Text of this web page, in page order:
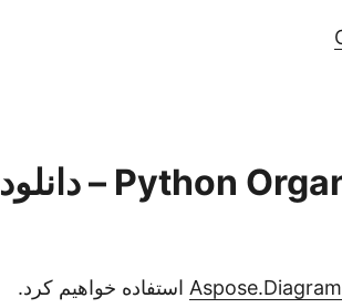
Python Organizational Chart Maker API – دانلود
استفاده خواهیم کرد.